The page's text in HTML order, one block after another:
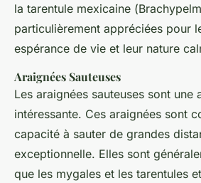
la tarentule mexicaine (
particulièrement appréciées pour
espérance de vie et leur nature
Araignées Sauteuses
Les araignées sauteuses sont une
intéressante. Ces araignées sont
capacité à sauter de grandes
exceptionnelle. Elles sont
que les mygales et les tarentules